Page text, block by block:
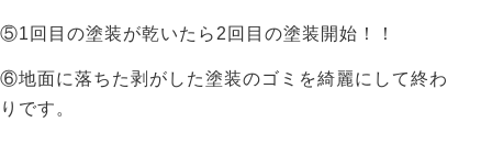
⑤1回目の塗装が乾いたら2回目の塗装開始！！
⑥地面に落ちた剥がした塗装のゴミを綺麗にして終わ
りです。